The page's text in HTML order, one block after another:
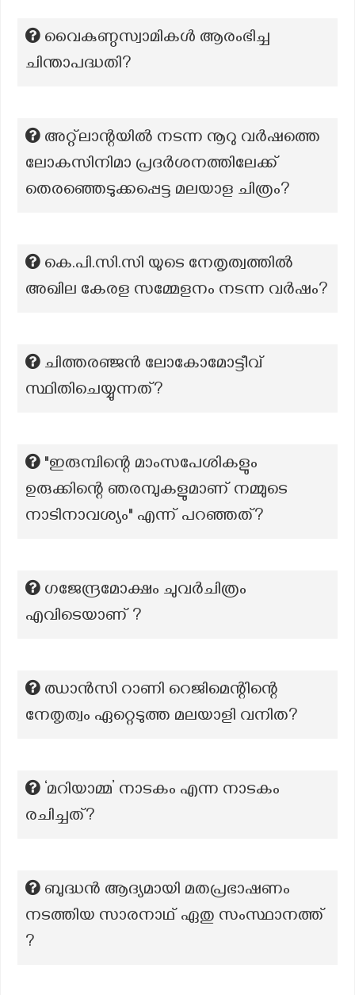
വൈകുണ്ഠസ്വാമികള്‍ ആരംഭിച്ച
ചിന്താപദ്ധതി?
അറ്റ്‌ലാന്റയില്‍ നടന്ന നൂറു വര്‍ഷത്തെ
ലോകസിനിമാ പ്രദര്‍ശനത്തിലേക്ക്
തെരഞ്ഞെടുക്കപ്പെട്ട മലയാള ചിത്രം?
കെ.പി.സി.സി യുടെ നേതൃത്വത്തിൽ
അഖില കേരള സമ്മേളനം നടന്ന വർഷം?
ചിത്തരഞ്ജൻ ലോകോമോട്ടീവ്
സ്ഥിതിചെയ്യുന്നത്?
"ഇരുമ്പിന്റെ മാംസപേശികളും
ഉരുക്കിന്റെ ഞരമ്പുകളുമാണ് നമ്മുടെ
നാടിനാവശ്യം" എന്ന് പറഞ്ഞത്?
ഗജേന്ദ്രമോക്ഷം ചുവർചിത്രം
എവിടെയാണ് ?
ഝാൻസി റാണി റെജിമെന്റിന്റെ
നേതൃത്വം ഏറ്റെടുത്ത മലയാളി വനിത?
‘മറിയാമ്മ’ നാടകം എന്ന നാടകം
രചിച്ചത്?
ബുദ്ധൻ ആദ്യമായി മതപ്രഭാഷണം
നടത്തിയ സാരനാഥ് ഏതു സംസ്ഥാനത്ത്
?